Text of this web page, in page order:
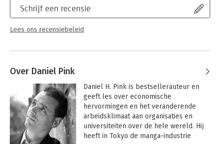
Schrijf een recensie
Lees ons recensiebeleid
Over Daniel Pink
Daniel H. Pink is bestsellerauteur en
geeft les over economische
hervormingen en het veranderende
arbeidsklimaat aan organisaties en
universiteiten over de hele wereld. Hij
heeft in Tokyo de manga-industrie